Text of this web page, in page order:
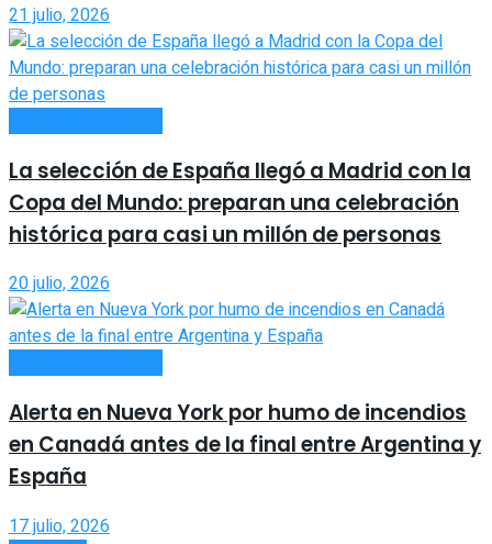
21 julio, 2026
La selección de España llegó a Madrid con la
Copa del Mundo: preparan una celebración
histórica para casi un millón de personas
20 julio, 2026
Alerta en Nueva York por humo de incendios
en Canadá antes de la final entre Argentina y
España
17 julio, 2026